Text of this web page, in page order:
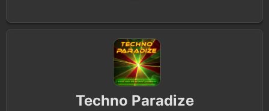
Techno Paradize